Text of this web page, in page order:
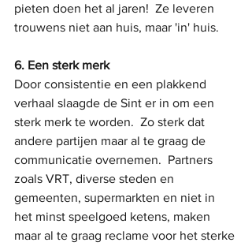
pieten doen het al jaren!  Ze leveren
trouwens niet aan huis, maar 'in' huis.
6. Een sterk merk
Door consistentie en een plakkend
verhaal slaagde de Sint er in om een
sterk merk te worden.  Zo sterk dat
andere partijen maar al te graag de
communicatie overnemen.  Partners
zoals VRT, diverse steden en
gemeenten, supermarkten en niet in
het minst speelgoed ketens, maken
maar al te graag reclame voor het sterke